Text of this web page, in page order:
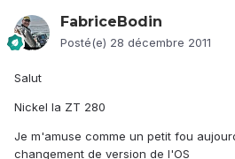
FabriceBodin
Posté(e) 28 décembre 2011
Salut
Nickel la ZT 280
Je m'amuse comme un petit fou
changement de version de l'OS